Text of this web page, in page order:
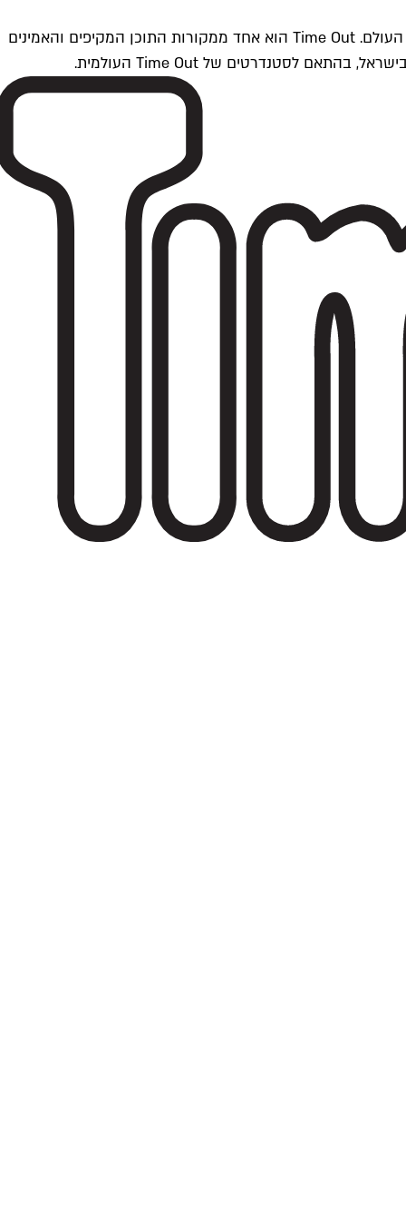
Time Outתל אביב הוא חלק מרשת Time Out Global — רשת מדיה בינלאומית הפועלת ב-360 ערים מרכזיות וב-60 מדינות ברחבי העולם. Time Out הוא אחד ממקורות התוכן המקיפים והאמינים